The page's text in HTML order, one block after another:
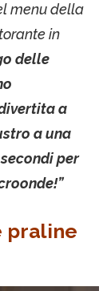
menu della
in
delle
a
a una
per
praline